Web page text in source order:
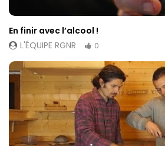
En finir avec l’alcool !
L'ÉQUIPE RGNR
0